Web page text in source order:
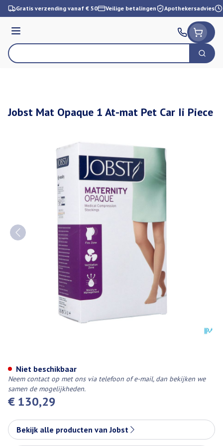
Ga naar de inhoud
Gratis verzending vanaf € 50 Veilige betalingen Apothekersadvies
Menu
Product, merk, categorie... Zoek
Jobst Mat Opaque 1 At-mat Pet Car Ii Piece
€ 130,29
Niet beschikbaar
Neem contact op met ons via telefoon of e-mail, dan bekijken we
samen de mogelijkheden.
Bekijk alle producten van Jobst